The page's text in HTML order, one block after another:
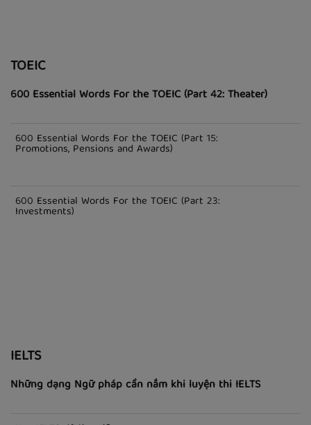
TOEIC
600 Essential Words For the TOEIC (Part 42: Theater)
600 Essential Words For the TOEIC (Part 15:
Promotions, Pensions and Awards)
600 Essential Words For the TOEIC (Part 23:
Investments)
IELTS
Những dạng Ngữ pháp cần nắm khi luyện thi IELTS